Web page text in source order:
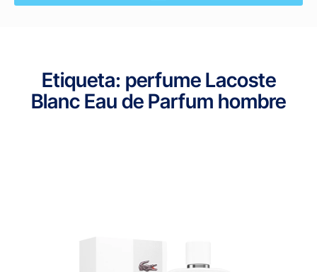
Etiqueta: perfume Lacoste
Blanc Eau de Parfum hombre